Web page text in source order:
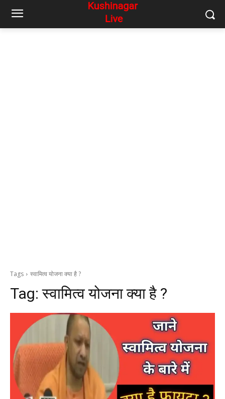
Tags स्वामित्व योजना क्या है ?
Tag:स्वामित्व योजना क्या है ?